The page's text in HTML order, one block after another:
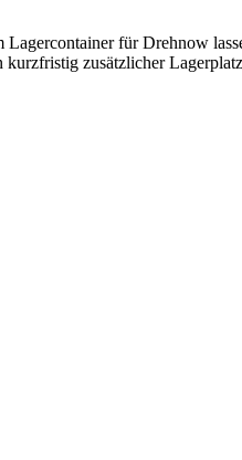
für Drehnow
zusätzlicher